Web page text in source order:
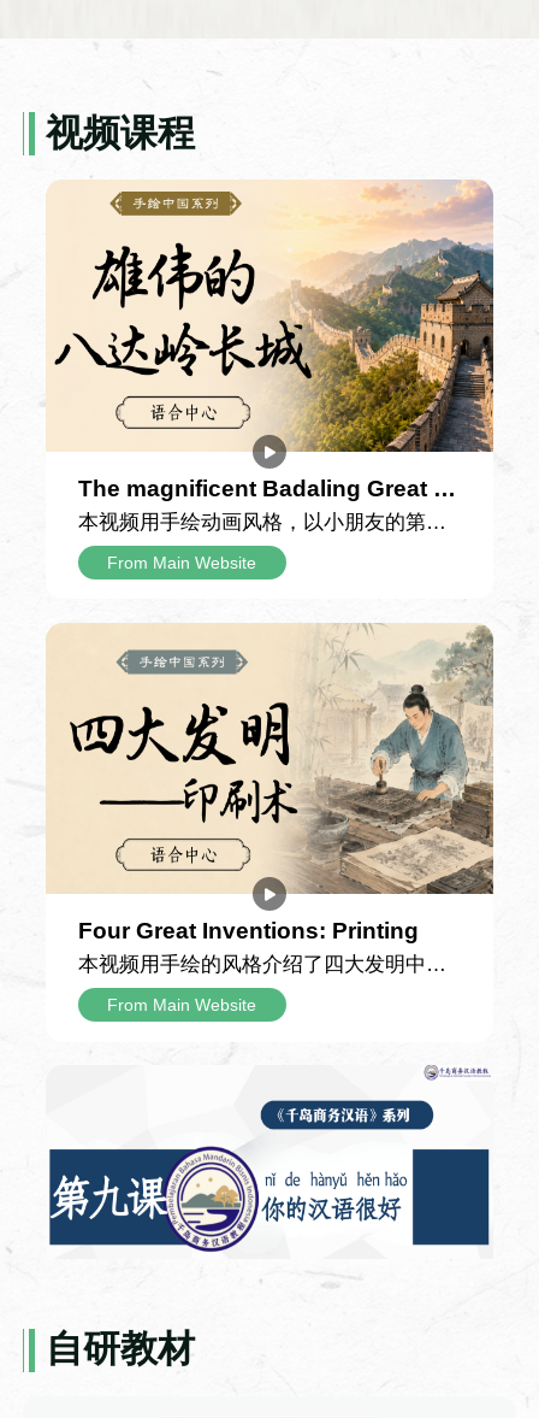
Class Hours
64 Class Hours
Chinês para Gerentes
Introduction to the Course
课程旨在帮助学生了解如何运用中文从事商
务活动，为未来商务专业课的学习打下良好
的语言基础，也为将来从事相关工作做好准
备。
Curso de chinês abrangente
Class Hours
Teaching Materials
Chinês Contemporâneo, Aprenda Chinês
Introduction to the Course
视频课程
The magnificent Badaling Great W
all
本视频用手绘动画风格，以小朋友的第一
人称日记口吻，记录一家人游览北京八达
长城的雄伟景致与千年故事，带领观众沉
浸式感受这座世界文化遗产的独特魅力。
日记里记录，当天由父亲驾车带全家前往
八达岭长城。抵达山脚下时，小男孩亲眼
见到了课本中描述的长城——它顺着连绵
的山脊铺展延伸，宛如一条雄伟的灰色巨
龙盘踞在青山之间，比他想象中更加壮阔
震撼。攀登途中，父亲向他讲解，长城的
雏形早在两千多年前便已出现，历经漫长
岁月留存至今；城墙每隔一段距离就有一
座高耸的建筑，其中烽火台是古代传递敌
情的信号站，敌楼则供守城士兵驻守屯
兵、存放物资。 游览途中，爷爷还讲了孟
姜女哭长城的古老传说，讲解了条石、城
砖、特制灰浆等修建材料，以及古人纯人
力运送物料的建造历程，并介绍了明长城
的总长规模。听完这些故事，小男孩不再
只将长城看作一道高墙，更读懂了它承载
的历史重量，也真切体会到了“不到长城非
From Main Website
Four Great Inventions: Printing
本视频用手绘的风格介绍了四大发明中的
印刷术，以细腻生动的手绘画面串联起这
拆解中国古代印刷技术从雏形到成熟的演
进之路，解锁藏在典籍与文字背后的古人
智慧。 视频首先回溯了印刷术的早期形态
——唐代的雕版印刷术。作为印刷技术的
重要开端，雕版印刷以整块木板为载体，
工匠将文字与图案反向雕刻于板面之上，
再刷墨覆纸完成印制。这项技术诞生后，
制，彻底打破了手抄书籍效率低下、错漏
频发的局限，让知识传播的速度得到了质
From Main Website
商务汉语-9-你的汉语很好
自研教材